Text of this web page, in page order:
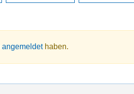
angemeldethaben.